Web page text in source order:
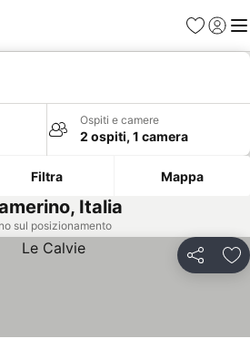
PreferitiAccedi
Ospiti e camere
2 ospiti, 1 camera
Filtra Mappa
Italia
sul posizionamento
Condividi